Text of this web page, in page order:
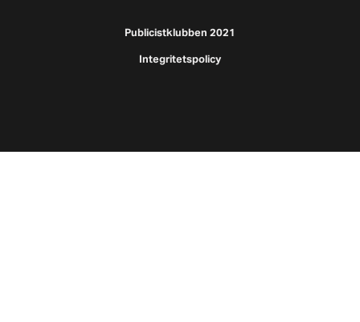
Publicistklubben 2021
Integritetspolicy